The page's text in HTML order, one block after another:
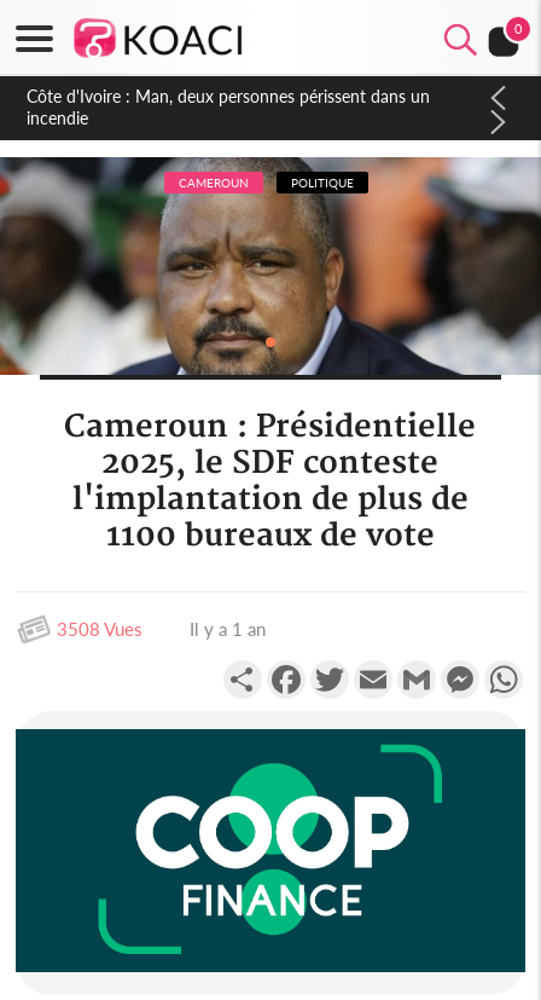
0
Côte d'Ivoire : Séileu, la célébration de la fête nationale
transformée en vaste campagne contre les produits
dépigmentants dangereux
CAMEROUN POLITIQUE
Cameroun : Présidentielle
2025, le SDF conteste
l'implantation de plus de
1100 bureaux de vote
3508 Vues Il y a 1 an
PartagerFacebookTwitterEmail Gmail